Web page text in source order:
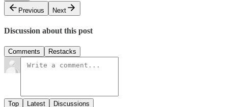
Previous
Next
Discussion about this post
Comments Restacks
Top Latest Discussions